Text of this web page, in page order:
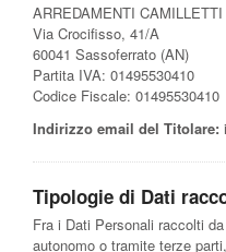
ARREDAMENTI CAMILLETTI
Via Crocifisso, 41/A
60041 Sassoferrato (AN)
Partita IVA: 01495530410
Codice Fiscale: 01495530410
Indirizzo email del Titolare:
Tipologie di Dati
Fra i Dati Personali raccolti
autonomo o tramite terze